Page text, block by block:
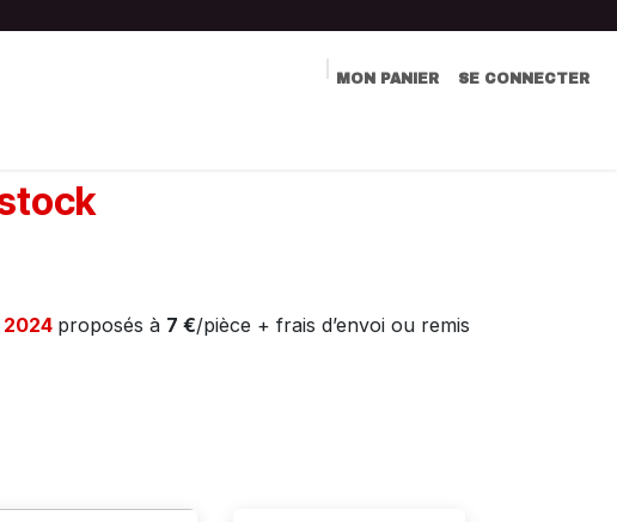
MON PANIER SE CONNECTER
2024 proposés à 7 €/pièce + frais d’envoi ou remis